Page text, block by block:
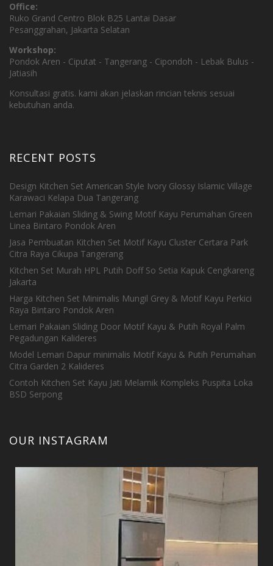
Office:
Ruko Grand Centro Blok B25 Lantai Dasar
Pesanggrahan, Jakarta Selatan
Workshop:
Pondok Aren - Ciputat - Tangerang - Cipondoh - Lebak Bulus -
Jatiasih
Konsultasi gratis. kami akan jelaskan rincian teknis sesuai
kebutuhan anda.
RECENT POSTS
Design Kitchen Set American Style Ivory Glossy Islamic Village
Karawaci Kelapa Dua Tangerang
Lemari Pakaian Sliding & Swing Motif Kayu Perumahan Green
Linea Bintaro Pondok Aren
Jasa Pembuatan Kitchen Set Motif Kayu Cluster Certara Park
Citra Raya Cikupa Tangerang
Kitchen Set Murah HPL Putih Doff So Setia Kapuk Cengkareng
Jakarta
Harga Kitchen Set Minimalis Mungil Grey & Motif Kayu Perkici
Raya Bintaro Pondok Aren
Lemari Pakaian Sliding Door Motif Kayu & Putih Royal Palm
Pegadungan Kalideres
Model Lemari Dapur minimalis Motif Kayu & Putih Perumahan
Citra Garden 2 Kalideres
Contoh Kitchen Set Kayu Jati Melamik Kompleks Puspita Loka
BSD Serpong
OUR INSTAGRAM